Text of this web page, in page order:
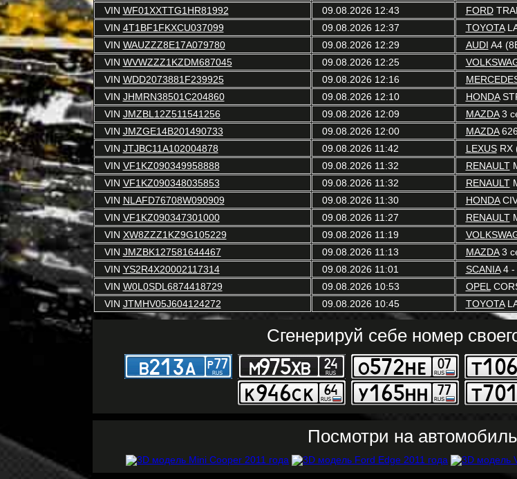
VIN WF01XXTTG1HR81992 09.08.2026 12:43 FORD
VIN 4T1BF1FKXCU037099 09.08.2026 12:37 TOYOTA
VIN WAUZZZ8E17A079780 09.08.2026 12:29 AUDI A4
VIN WVWZZZ1KZDM687045 09.08.2026 12:25
VIN WDD2073881F239925 09.08.2026 12:16
VIN JHMRN38501C204860 09.08.2026 12:10 HONDA
VIN JMZBL12Z511541256 09.08.2026 12:09 MAZDA3
VIN JMZGE14B201490733 09.08.2026 12:00 MAZDA
VIN JTJBC11A102004878 09.08.2026 11:42 LEXUSRX
VIN VF1KZ090349958888 09.08.2026 11:32 RENAULT
VIN VF1KZ090348035853 09.08.2026 11:32 RENAULT
VIN NLAFD76708W090909 09.08.2026 11:30 HONDA
VIN VF1KZ090347301000 09.08.2026 11:27 RENAULT
VIN XW8ZZZ1KZ9G105229 09.08.2026 11:19
VIN JMZBK127581644467 09.08.2026 11:13 MAZDA3
VIN YS2R4X20002117314 09.08.2026 11:01 SCANIA4 -
VIN W0L0SDL6874418729 09.08.2026 10:53 OPEL
VIN JTMHV05J604124272 09.08.2026 10:45 TOYOTA
Сгенерируй себе номер
Посмотри на